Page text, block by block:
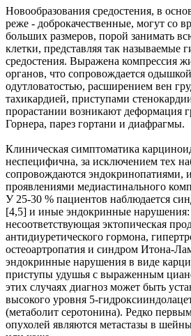
Новообразования средостения, в
реже - доброкачественные, могут со
больших размеров, порой занимать
клетки, представляя так называемые
средостения. Выражена компрессия
органов, что сопровождается
одутловатостью, расширением вен
тахикардией, приступами
прорастании возникают деформация
Горнера, парез гортани и диафрагмы.
Клиническая симптоматика
неспецифична, за исключением тех
сопровождаются эндокринопатиями,
проявлениями медиастинального
У 25-30 % пациентов наблюдается
[4,5] и иные эндокринные нарушения:
несоответствующая эктопическая
антидиуретического гормона,
остеоартропатия и синдром Итона-
эндокринные нарушения в виде
приступы удушья с выраженным
этих случаях диагноз может быть
высокого уровня 5-
(метаболит серотонина). Редко
опухолей являются метастазы в